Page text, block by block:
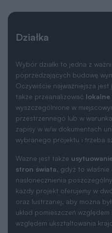
Działka
Wybór działki to jedna z
poprzedzających budowę
Oczywiście najważniejsza
także przeanalizować lokalne
wyszczególnione w
przestrzennego lub w
zapisy w w/w dokumentach
wybranego projektu i trzeba
Ważne jest także
stron świata, gdyż to
nasłonecznienia
każdy projekt oferujemy w
oraz lustrzanej, aby można
układ pomieszczeń
względem ukształtowania